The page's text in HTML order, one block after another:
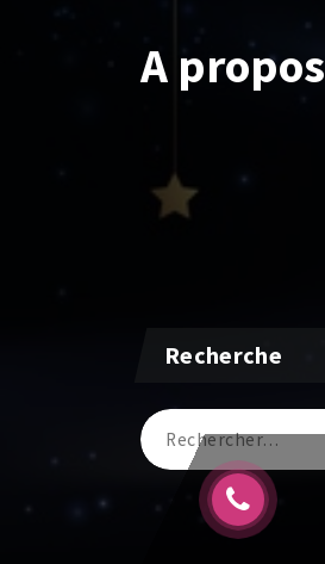
A propos
Recherche
Recherche
pour :